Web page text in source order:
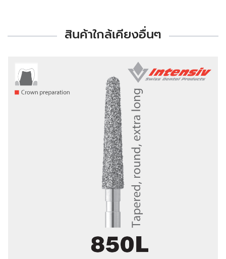
สินค้าใกล้เคียงอื่นๆ